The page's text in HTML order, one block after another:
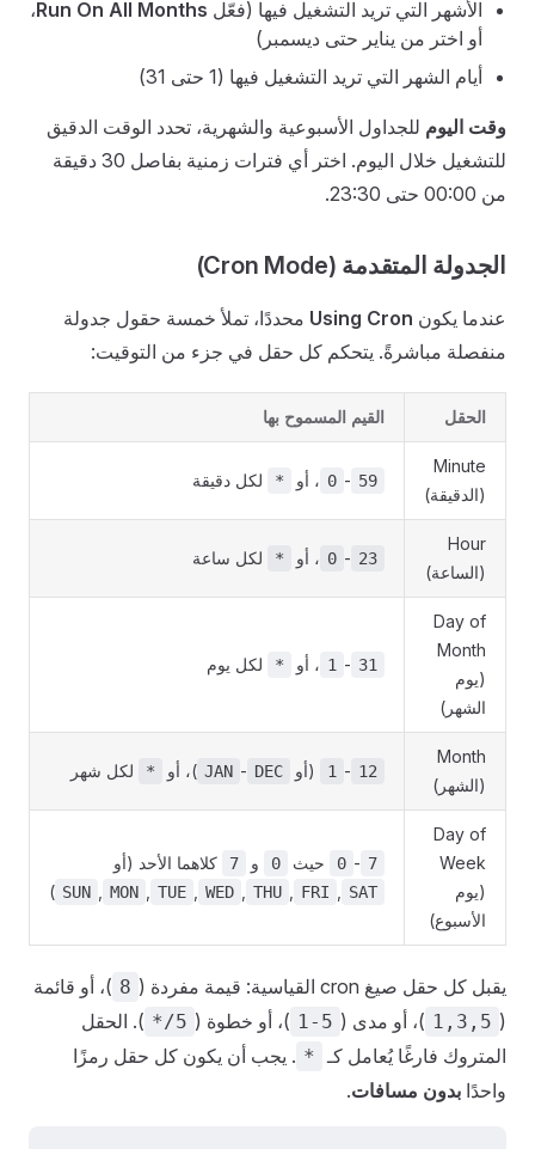
الأشهر التي تريد التشغيل فيها (فعّل Run On All Months،
أو اختر من يناير حتى ديسمبر)
أيام الشهر التي تريد التشغيل فيها (1 حتى 31)
وقت اليوم للجداول الأسبوعية والشهرية، تحدد الوقت الدقيق
للتشغيل خلال اليوم. اختر أي فترات زمنية بفاصل 30 دقيقة
من 00:00 حتى 23:30.
الجدولة المتقدمة (Cron Mode)
عندما يكون Using Cron محددًا، تملأ خمسة حقول جدولة
منفصلة مباشرةً. يتحكم كل حقل في جزء من التوقيت:
الحقل القيم المسموح بها
Minute
(الدقيقة)
0 - 59 ، أو * لكل دقيقة
Hour
(الساعة)
0 - 23 ، أو * لكل ساعة
Day of
Month
(يوم
الشهر)
1 - 31 ، أو * لكل يوم
Month
(الشهر)
1 - 12 (أو JAN - DEC )، أو * لكل شهر
Day of
Week
(يوم
الأسبوع)
0 - 7 حيث 0 و 7 كلاهما الأحد (أو
SUN MON TUE WED THU FRI SAT
)
يقبل كل حقل صيغ cron القياسية: قيمة مفردة ( 8 )، أو قائمة
(
1,3,5 )، أو مدى ( 1-5 )، أو خطوة ( */5 ). الحقل
المتروك فارغًا يُعامل كـ * . يجب أن يكون كل حقل رمزًا
واحدًا بدون مسافات.